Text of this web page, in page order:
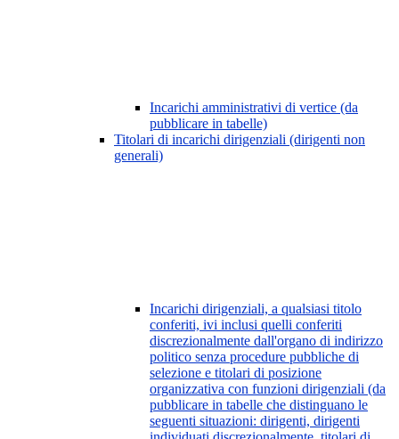
Incarichi amministrativi di vertice (da
pubblicare in tabelle)
Titolari di incarichi dirigenziali (dirigenti non
generali)
Incarichi dirigenziali, a qualsiasi titolo
conferiti, ivi inclusi quelli conferiti
discrezionalmente dall'organo di indirizzo
politico senza procedure pubbliche di
selezione e titolari di posizione
organizzativa con funzioni dirigenziali (da
pubblicare in tabelle che distinguano le
seguenti situazioni: dirigenti, dirigenti